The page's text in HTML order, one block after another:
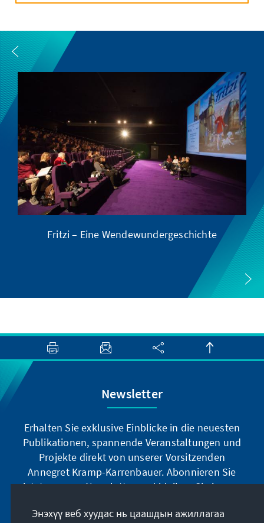
Fritzi – Eine Wendewundergeschichte
Newsletter
Erhalten Sie exklusive Einblicke in die neuesten
Publikationen, spannende Veranstaltungen und
Projekte direkt von unserer Vorsitzenden
Annegret Kramp-Karrenbauer. Abonnieren Sie
jetzt unseren Newsletter und bleiben Sie immer
Энэхүү веб хуудас нь цаашдын ажиллагаа